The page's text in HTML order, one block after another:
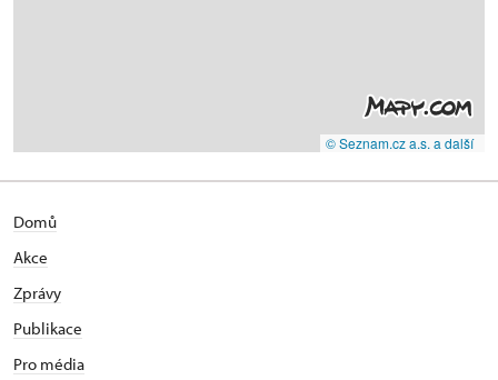
© Seznam.cz a.s. a další
Domů
Akce
Zprávy
Publikace
Pro média